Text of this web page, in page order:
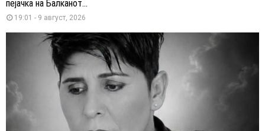
пејачка на Балканот...
19:01 - 9 август, 2026